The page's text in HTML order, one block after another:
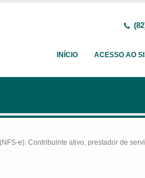
INÍCIO ACESSO AO
e): Contribuinte ativo, prestador de